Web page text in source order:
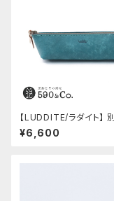
【LUDDITE/ラダイト】
Aレザーボートペンケー
キーブルー)
¥6,600